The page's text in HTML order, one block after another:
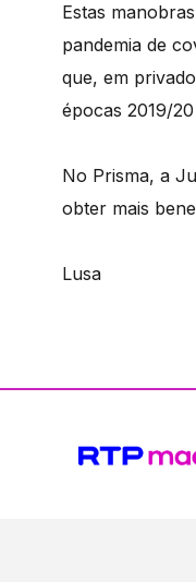
Estas
pandemia de
que, em
épocas 2019/
No Prisma, a
obter mais
Lusa